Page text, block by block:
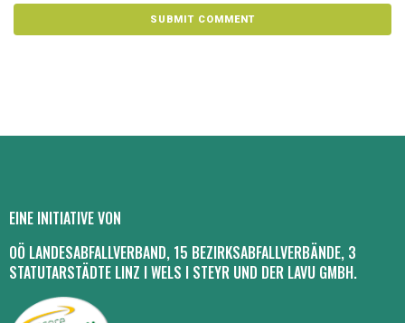
EINE INITIATIVE VON
OÖ LANDESABFALLVERBAND, 15 BEZIRKSABFALLVERBÄNDE, 3
STATUTARSTÄDTE LINZ I WELS I STEYR UND DER LAVU GMBH.